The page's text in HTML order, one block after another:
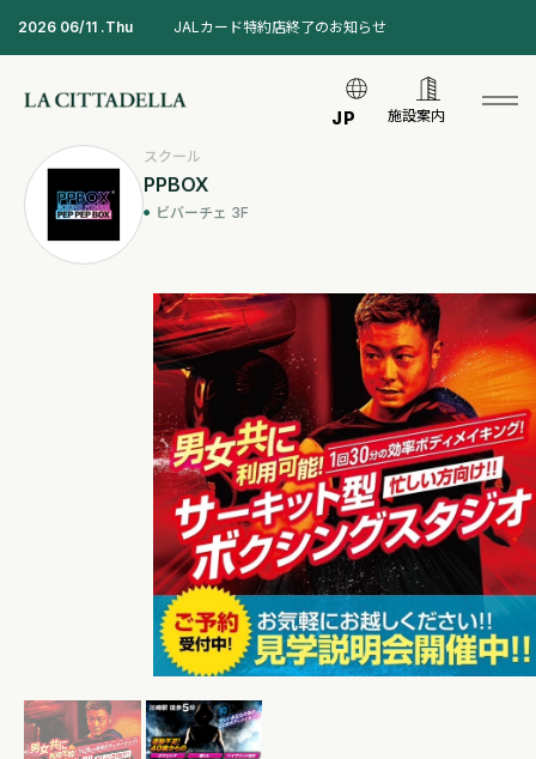
2026 06/11 .Thu JALカード特約店終了のお知らせ
JP 施設案内
スクール
PPBOX
ビバーチェ 3F